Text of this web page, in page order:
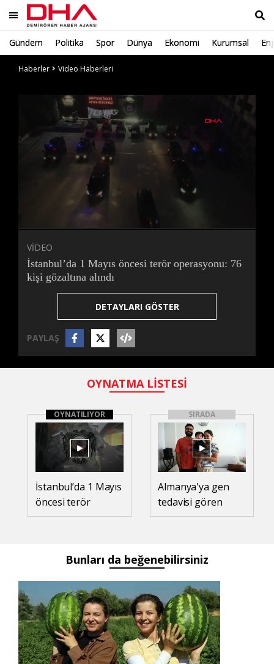
Gündem Politika Spor Dünya Ekonomi Kurumsal
Haberler
Video Haberleri
Süre
Yüklendi:
Yükleniyor
VİDEO
İstanbul’da 1 Mayıs öncesi terör operasyonu: 76
kişi gözaltına alındı
DETAYLARI GÖSTER
PAYLAŞ
OYNATMA LİSTESİ
OYNATILIYOR
İstanbul’da 1 Mayıs
öncesi terör
operasyonu: 76 kişi
SIRADA
Almanya'ya gen
tedavisi gören
SMA'lı Teoman
Bunları da beğenebilirsiniz